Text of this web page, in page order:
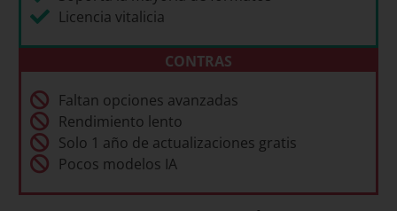
Licencia vitalicia
CONTRAS
Faltan opciones avanzadas
Rendimiento lento
Solo 1 año de actualizaciones gratis
Pocos modelos IA